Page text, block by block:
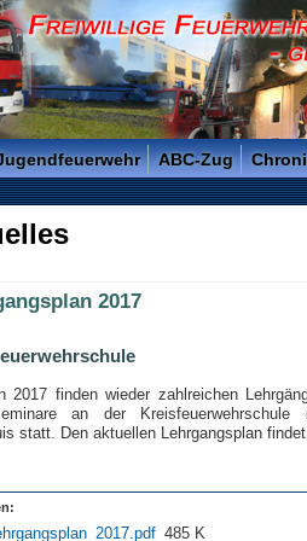
Saarlouis -
ABC-Zug
2017
2017 finden wieder zahlreichen
an der Kreisfeuerwehrschule
statt. Den aktuellen Lehrgangsplan
485 K